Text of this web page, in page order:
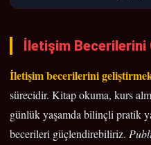
İletişim Becerilerini
İletişim becerilerini
sürecidir. Kitap okuma, kurs
günlük yaşamda bilinçli pratik
becerileri güçlendirebiliriz.